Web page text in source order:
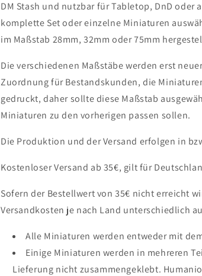
DM Stash und nutzbar für Tabletop, DnD oder
komplette Set oder einzelne Miniaturen
im Maßstab 28mm, 32mm oder 75mm
Die verschiedenen Maßstäbe werden erst
Zuordnung für Bestandskunden, die
gedruckt, daher sollte diese Maßstab
Miniaturen zu den vorherigen passen sollen.
Die Produktion und der Versand erfolgen in
Kostenloser Versand ab 35€, gilt für
Sofern der Bestellwert von 35€ nicht erreicht
Versandkosten je nach Land unterschiedlich
Alle Miniaturen werden entweder mit
Einige Miniaturen werden in mehreren
Lieferung nicht zusammengeklebt.